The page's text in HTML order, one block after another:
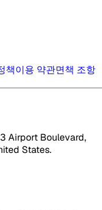
책이용 약관면책 조항
Airport Boulevard,
States.